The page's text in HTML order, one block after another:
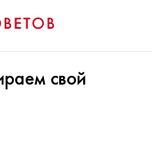
свой